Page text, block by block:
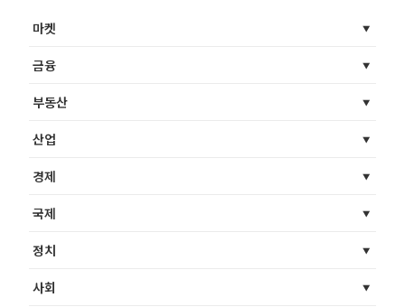
마켓
금융
부동산
산업
경제
국제
정치
사회